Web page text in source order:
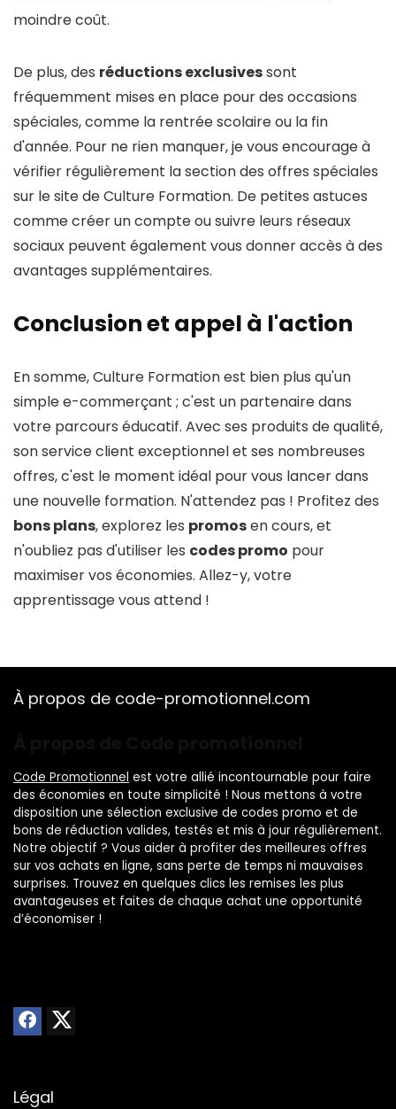
moindre coût.
De plus, des réductions exclusivessont
fréquemment mises en place pour des occasions
spéciales, comme la rentrée scolaire ou la fin
d'année. Pour ne rien manquer, je vous encourage à
vérifier régulièrement la section des offres spéciales
sur le site de Culture Formation. De petites astuces
comme créer un compte ou suivre leurs réseaux
sociaux peuvent également vous donner accès à des
avantages supplémentaires.
Conclusion et appel à l'action
En somme, Culture Formation est bien plus qu'un
simple e-commerçant ; c'est un partenaire dans
votre parcours éducatif. Avec ses produits de qualité,
son service client exceptionnel et ses nombreuses
offres, c'est le moment idéal pour vous lancer dans
une nouvelle formation. N'attendez pas ! Profitez des
bons plans, explorez les promosen cours, et
n'oubliez pas d'utiliser les codes promo pour
maximiser vos économies. Allez-y, votre
apprentissage vous attend !
À propos de code-promotionnel.com
Code Promotionnel est votre allié incontournable pour faire
des économies en toute simplicité ! Nous mettons à votre
disposition une sélection exclusive de codes promo et de
bons de réduction valides, testés et mis à jour régulièrement.
Notre objectif ? Vous aider à profiter des meilleures offres
sur vos achats en ligne, sans perte de temps ni mauvaises
surprises. Trouvez en quelques clics les remises les plus
avantageuses et faites de chaque achat une opportunité
d’économiser !
Légal